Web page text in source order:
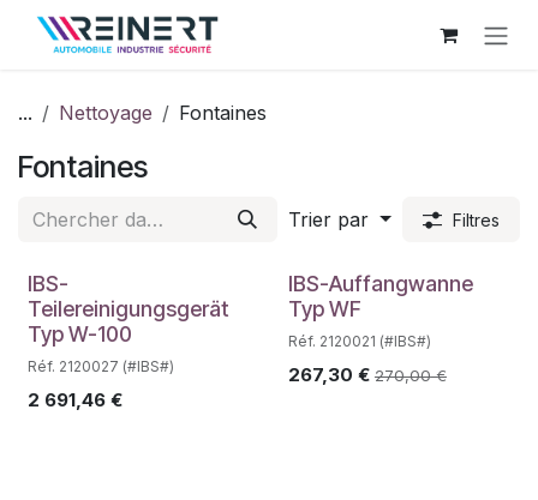
Se rendre au contenu
... Nettoyage Fontaines
Fontaines
Trier par Filtres
IBS-
Teilereinigungsgerät
Typ W-100
Réf. 2120027 (#IBS#)
2 691,46 €
IBS-Auffangwanne
Typ WF
Réf. 2120021 (#IBS#)
267,30 € 270,00€